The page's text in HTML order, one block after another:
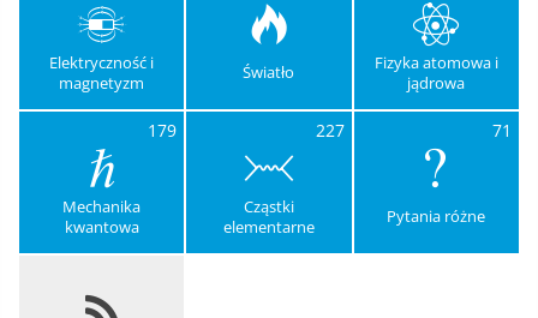
Elektryczność i
magnetyzm
Światło
Fizyka atomowa i
jądrowa
179
Mechanika
kwantowa
227
Cząstki
elementarne
71
Pytania różne